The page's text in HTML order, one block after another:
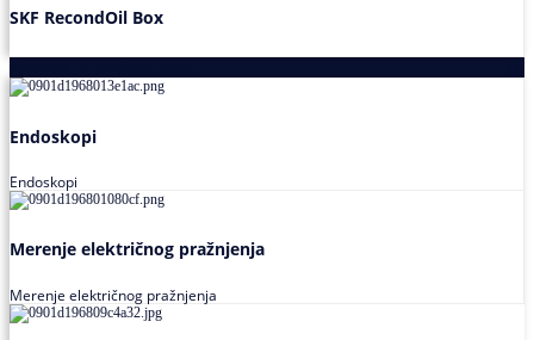
SKF RecondOil Box
Endoskopi
Endoskopi
Merenje električnog pražnjenja
Merenje električnog pražnjenja